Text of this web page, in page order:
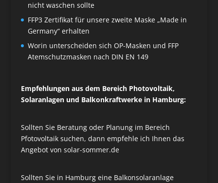
nicht waschen sollte
FFP3 Zertifikat für unsere zweite Maske „Made in
Germany“ erhalten
Worin unterscheiden sich OP-Masken und FFP
Atemschutzmasken nach DIN EN 149
Empfehlungen aus dem Bereich Photovoltaik,
Solaranlagen und Balkonkraftwerke in Hamburg:
Sollten Sie Beratung oder Planung im Bereich
Pfotovoltaik suchen, dann empfehle ich Ihnen das
Angebot von solar-sommer.de
Sollten Sie in Hamburg eine Balkonsolaranlage